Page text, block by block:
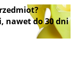
nawet do 30 dni